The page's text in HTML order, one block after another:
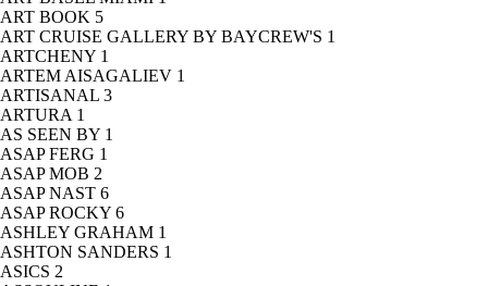
ART BOOK 5
ART CRUISE GALLERY BY BAYCREW'S 1
ARTCHENY 1
ARTEM AISAGALIEV 1
ARTISANAL 3
ARTURA 1
AS SEEN BY 1
ASAP FERG 1
ASAP MOB 2
ASAP NAST 6
ASAP ROCKY 6
ASHLEY GRAHAM 1
ASHTON SANDERS 1
ASICS 2